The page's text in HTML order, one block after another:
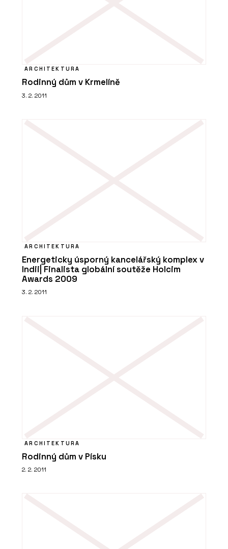
ARCHITEKTURA
Rodinný dům v Krmelíně
3. 2. 2011
ARCHITEKTURA
Energeticky úsporný kancelářský komplex v
Indii| Finalista globální soutěže Holcim
Awards 2009
3. 2. 2011
ARCHITEKTURA
Rodinný dům v Písku
2. 2. 2011